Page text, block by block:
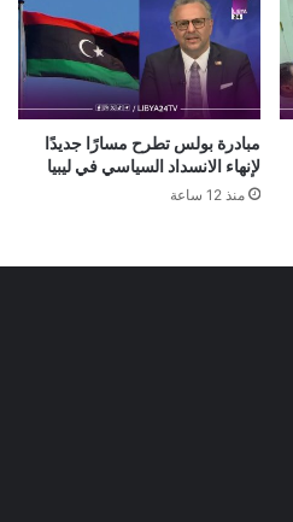
مبادرة بولس تطرح مسارًا جديدًا
لإنهاء الانسداد السياسي في ليبيا
منذ 12 ساعة